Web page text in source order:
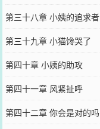
第三十八章 小姨的追求者
第三十九章 小猫馋哭了
第四十章 小姨的助攻
第四十一章 风紧扯呼
第四十二章 你会是对的吗